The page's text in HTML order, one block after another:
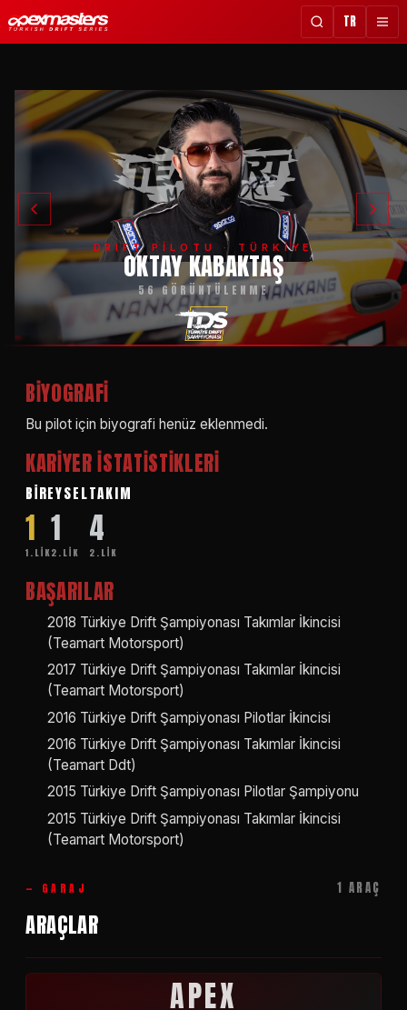
TR
DRIFT PİLOTU · TÜRKİYE
OKTAY KABAKTAŞ
56 GÖRÜNTÜLENME
BİYOGRAFİ
Bu pilot için biyografi henüz eklenmedi.
KARİYER İSTATİSTİKLERİ
BİREYSEL
1
1.LIK
1
2.LIK
TAKIM
4
2.LIK
BAŞARILAR
2018 Türkiye Drift Şampiyonası Takımlar İkincisi
(Teamart Motorsport)
2017 Türkiye Drift Şampiyonası Takımlar İkincisi
(Teamart Motorsport)
2016 Türkiye Drift Şampiyonası Pilotlar İkincisi
2016 Türkiye Drift Şampiyonası Takımlar İkincisi
(Teamart Ddt)
2015 Türkiye Drift Şampiyonası Pilotlar Şampiyonu
2015 Türkiye Drift Şampiyonası Takımlar İkincisi
(Teamart Motorsport)
— GARAJ
ARAÇLAR
1 ARAÇ
APEX